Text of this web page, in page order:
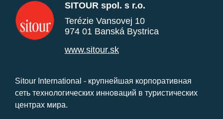
SITOUR spol. s r.o.
Terézie Vansovej 10
974 01 Banská Bystrica
www.sitour.sk
Sitour International - крупнейшая корпоративная
сеть технологических инноваций в туристических
центрах мира.